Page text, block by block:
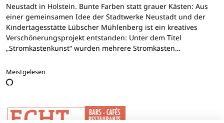
Neustadt in Holstein. Bunte Farben statt grauer Kästen: Aus
einer gemeinsamen Idee der Stadtwerke Neustadt und der
Kindertagesstätte Lübscher Mühlenberg ist ein kreatives
Verschönerungsprojekt entstanden: Unter dem Titel
„Stromkastenkunst“ wurden mehrere Stromkästen…
Meistgelesen